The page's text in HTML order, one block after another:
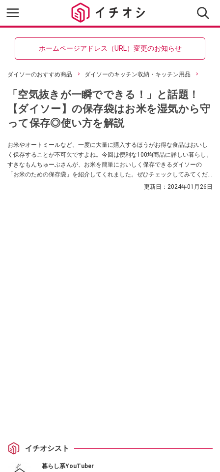
ホームページアドレス（URL）変更のお知らせ
ダイソーのおすすめ商品 ダイソーのキッチン収納・キッチン用品
「空気抜きが一瞬でできる！」と話題！
【ダイソー】の保存袋はお米を湿気から守
って保存◎使い方を解説
お米やオートミールなど、一度に大量に購入するほうがお得な食品はおいし
く保存することが不可欠ですよね。今回は便利な100均商品に詳しい暮らし。
すきなもんちゅーぶさんが、お米を簡単においしく保存できるダイソーの
「お米のための保存袋」を紹介してくれました。ぜひチェックしてみてくだ
更新日： 2024年01月26日
イチオシスト
暮らし系YouTuber